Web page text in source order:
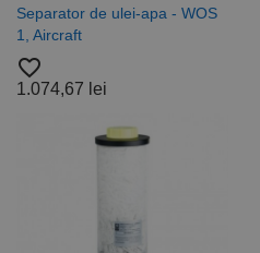
Separator de ulei-apa - WOS
1, Aircraft
favorite_border
1.074,67 lei
PHPSESSID
Privacy Policy